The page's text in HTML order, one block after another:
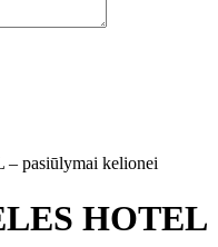
pasiūlymai kelionei
HOTEL